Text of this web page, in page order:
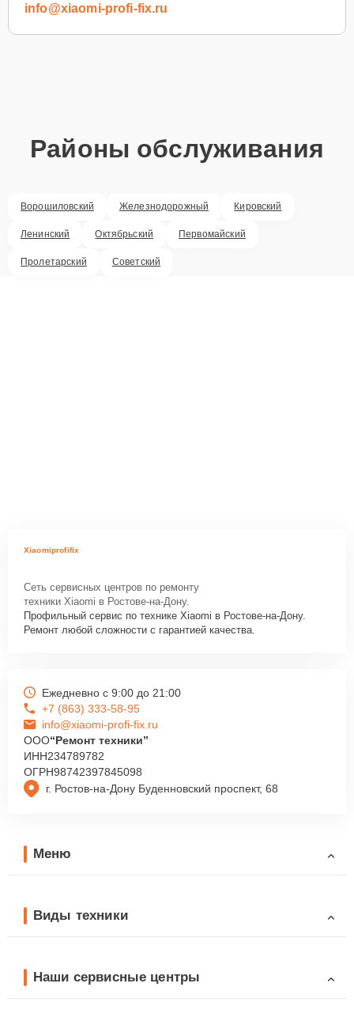
info@xiaomi-profi-fix.ru
Районы обслуживания
Ворошиловский Железнодорожный Кировский
Ленинский Октябрьский Первомайский
Пролетарский Советский
Xiaomiprofifix
Сеть сервисных центров по ремонту
техники Xiaomi в Ростове-на-Дону.
Профильный сервис по технике Xiaomi в Ростове-на-Дону.
Ремонт любой сложности с гарантией качества.
г. Ростов-на-Дону Буденновский проспект, 68
Ежедневно с 9:00 до 21:00
+7 (863) 333-58-95
info@xiaomi-profi-fix.ru
ООО“Ремонт техники”
ИНН234789782
ОГРН98742397845098
Меню
Виды техники
Наши сервисные центры